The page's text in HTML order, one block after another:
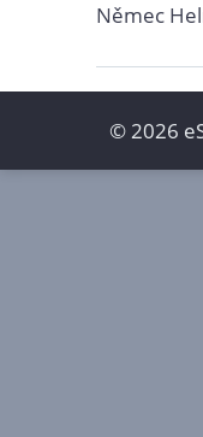
Němec
© 2026